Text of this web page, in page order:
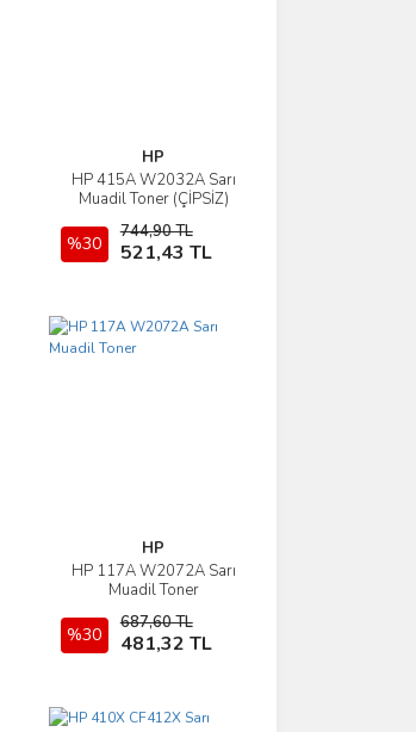
HP
HP 415A W2032A Sarı
Muadil Toner (ÇİPSİZ)
%30
744,90 TL
521,43 TL
İncele
Sepete Ekle
HP
HP 117A W2072A Sarı
Muadil Toner
%30
687,60 TL
481,32 TL
İncele
Sepete Ekle